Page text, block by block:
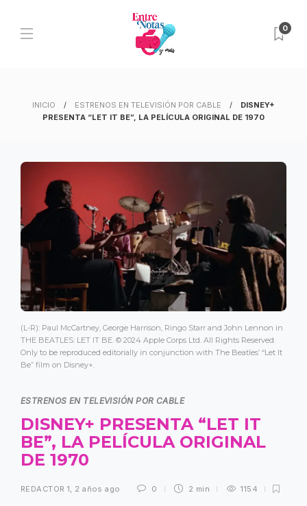
0
INICIO ESTRENOS EN TELEVISIÓN POR CABLE
DISNEY+
PRESENTA “LET IT BE”, LA PELÍCULA ORIGINAL DE 1970
(L-R): Paul McCartney, George Harrison, Ringo Starr and John Lennon in
THE BEATLES: LET IT BE. © 2024 Apple Corps Ltd. All Rights Reserved.
Only to be reproduced editorially in conjunction with The Beatles’ “Let It
Be” film on Disney+.
ESTRENOS EN TELEVISIÓN POR CABLE
DISNEY+ PRESENTA “LET IT
BE”, LA PELÍCULA ORIGINAL
DE 1970
REDACTOR 1, 2 años ago 0 2 min 1154